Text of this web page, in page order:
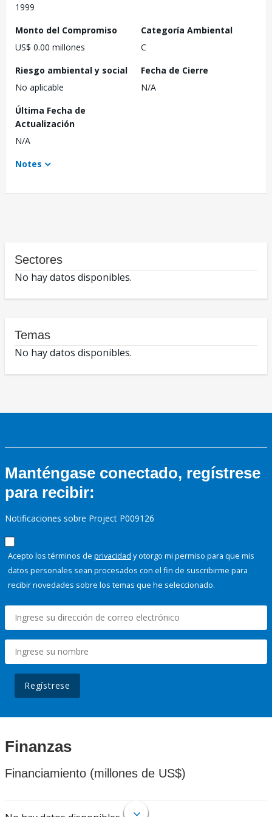
1999
Monto del Compromiso
US$ 0.00 millones
Categoría Ambiental
C
Riesgo ambiental y social
No aplicable
Fecha de Cierre
N/A
Última Fecha de
Actualización
N/A
Notes
Sectores
No hay datos disponibles.
Temas
No hay datos disponibles.
Manténgase conectado, regístrese
para recibir:
Notificaciones sobre Project P009126
Acepto los términos de privacidad y otorgo mi permiso para que mis
datos personales sean procesados con el fin de suscribirme para
recibir novedades sobre los temas que he seleccionado.
Regístrese
Finanzas
Financiamiento (millones de US$)